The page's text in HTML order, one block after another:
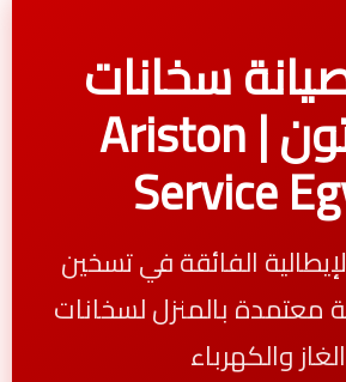
سخانات
أريستون | Ariston
Service
الفائقة في تسخين
معتمدة بالمنزل لسخانات
الغاز والكهرباء